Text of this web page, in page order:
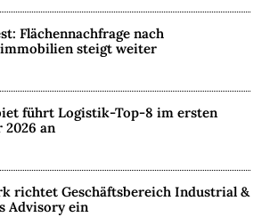
Flächennachfrage nach
steigt weiter
führt Logistik-Top-8 im ersten
2026 an
richtet Geschäftsbereich Industrial &
Advisory ein